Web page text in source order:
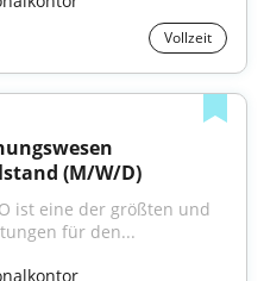
Vollzeit
(M/W/D)
ist eine der größten und
für den...